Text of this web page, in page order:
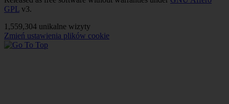
GPL v3.
1,559,304 unikalne wizyty
Zmień ustawienia plików cookie